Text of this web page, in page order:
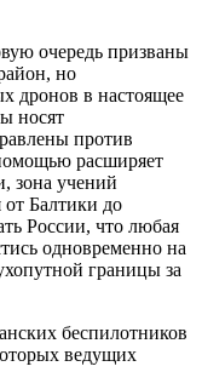
очередь призваны
но
дронов в настоящее
носят
против
расширяет
зона учений
Балтики до
России, что любая
одновременно на
границы за
беспилотников
ведущих